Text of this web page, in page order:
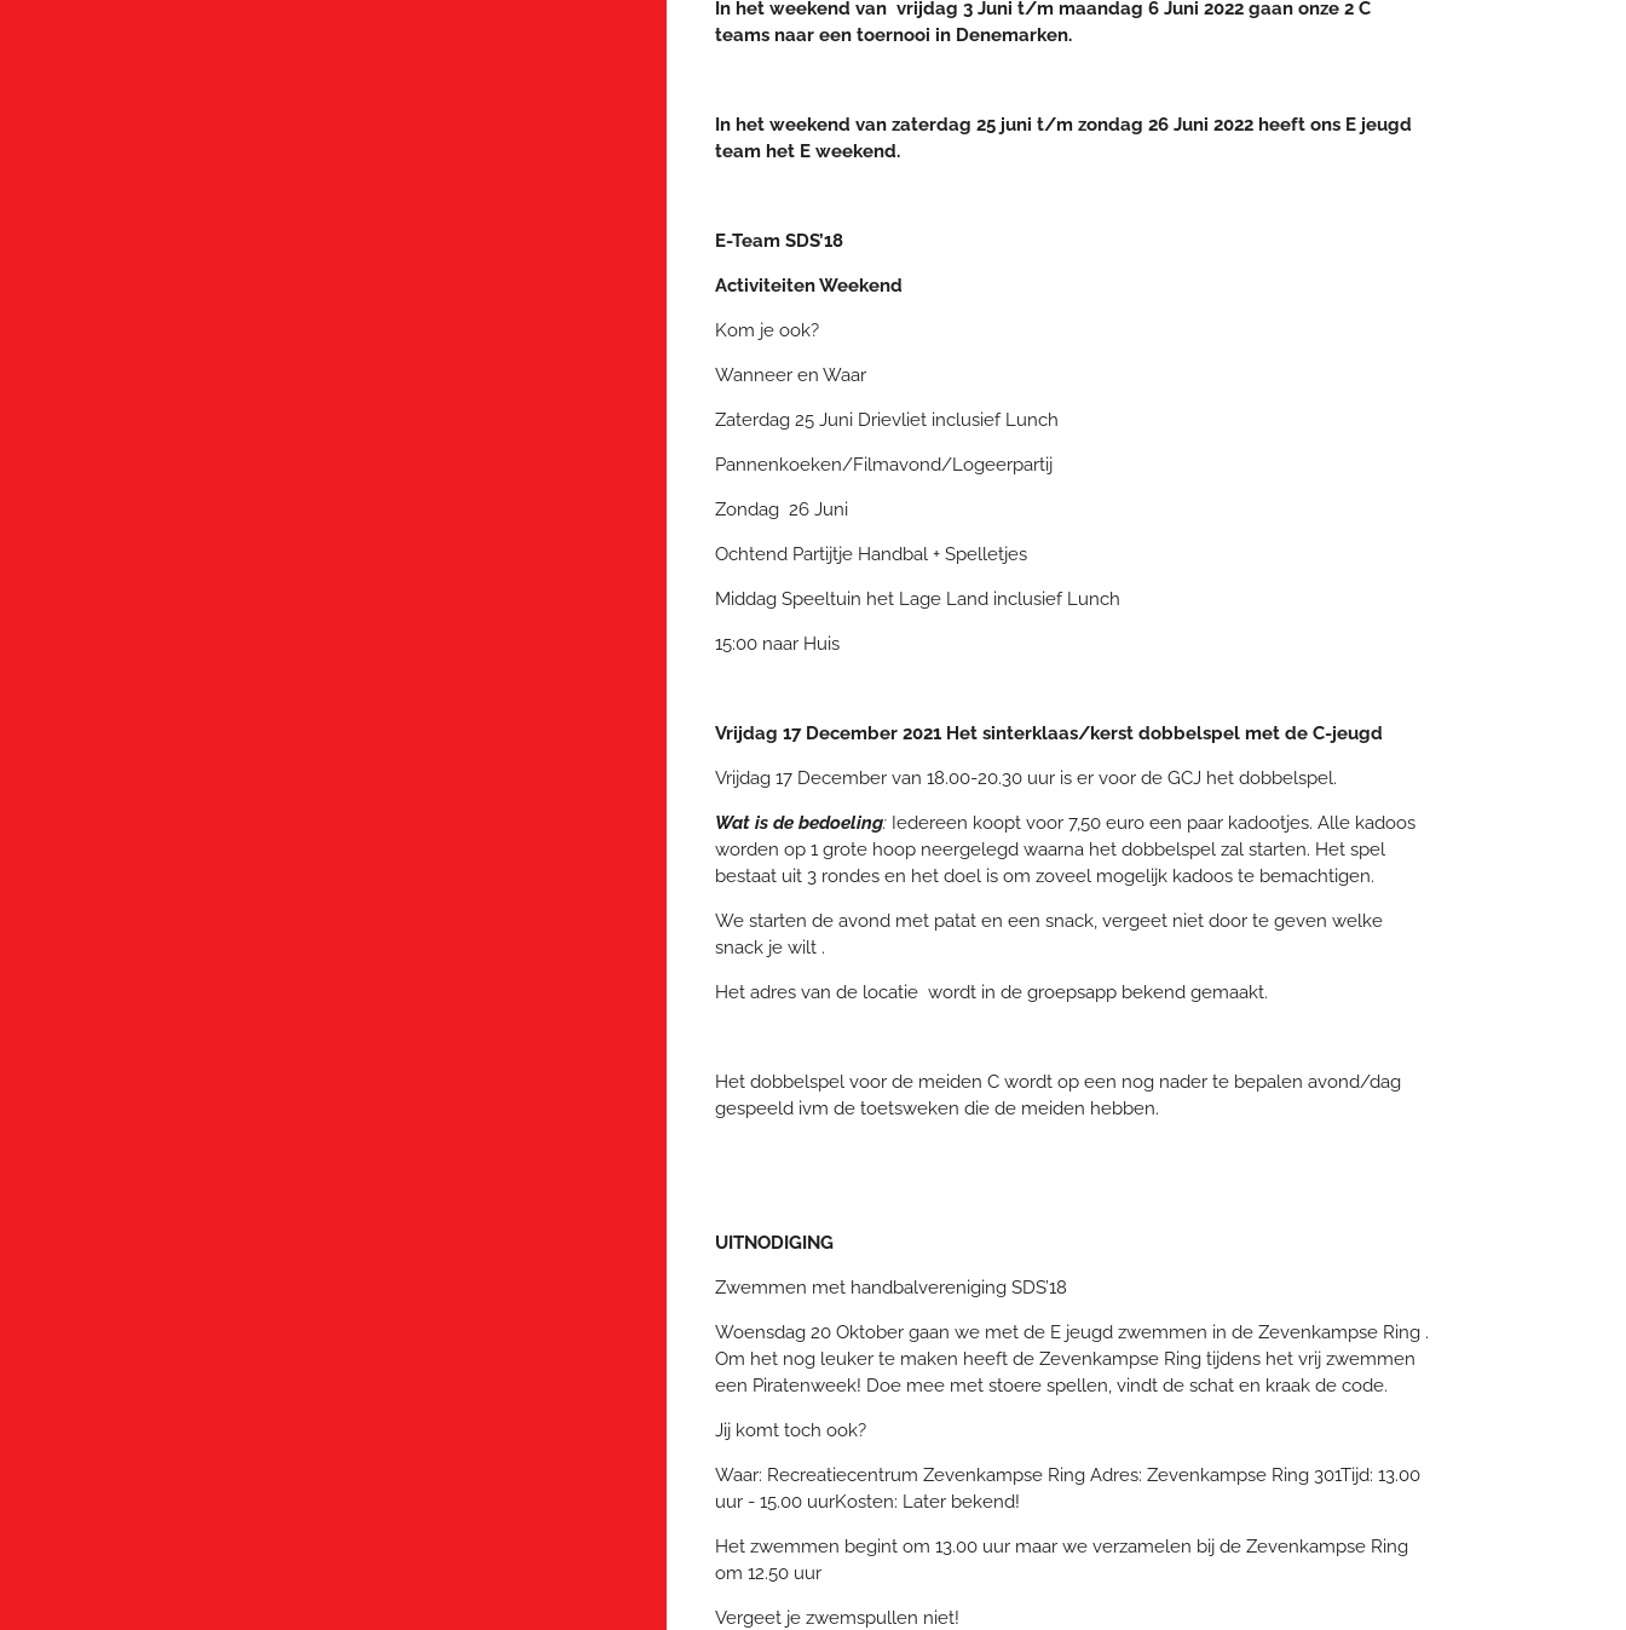
In het weekend van vrijdag 3 Juni t/m maandag 6 Juni 2022 gaan onze 2 C
teams naar een toernooi in Denemarken.
In het weekend van zaterdag 25 juni t/m zondag 26 Juni 2022 heeft ons E jeugd
team het E weekend.
E-Team SDS’18
Activiteiten Weekend
Kom je ook?
Wanneer en Waar
Zaterdag 25 Juni Drievliet inclusief Lunch
Pannenkoeken/Filmavond/Logeerpartij
Zondag 26 Juni
Ochtend Partijtje Handbal + Spelletjes
Middag Speeltuin het Lage Land inclusief Lunch
15:00 naar Huis
Vrijdag 17 December 2021 Het sinterklaas/kerst dobbelspel met de C-jeugd
Vrijdag 17 December van 18.00-20.30 uur is er voor de GCJ het dobbelspel.
Wat is de bedoeling: Iedereen koopt voor 7,50 euro een paar kadootjes. Alle kadoos
worden op 1 grote hoop neergelegd waarna het dobbelspel zal starten. Het spel
bestaat uit 3 rondes en het doel is om zoveel mogelijk kadoos te bemachtigen.
We starten de avond met patat en een snack, vergeet niet door te geven welke
snack je wilt .
Het adres van de locatie wordt in de groepsapp bekend gemaakt.
Het dobbelspel voor de meiden C wordt op een nog nader te bepalen avond/dag
gespeeld ivm de toetsweken die de meiden hebben.
UITNODIGING
Zwemmen met handbalvereniging SDS’18
Woensdag 20 Oktober gaan we met de E jeugd zwemmen in de Zevenkampse Ring .
Om het nog leuker te maken heeft de Zevenkampse Ring tijdens het vrij zwemmen
een Piratenweek! Doe mee met stoere spellen, vindt de schat en kraak de code.
Jij komt toch ook?
Waar: Recreatiecentrum Zevenkampse RingAdres: Zevenkampse Ring 301Tijd: 13.00
uur - 15.00 uurKosten: Later bekend!
Het zwemmen begint om 13.00 uur maar we verzamelen bij de Zevenkampse Ring
om 12.50 uur
Vergeet je zwemspullen niet!